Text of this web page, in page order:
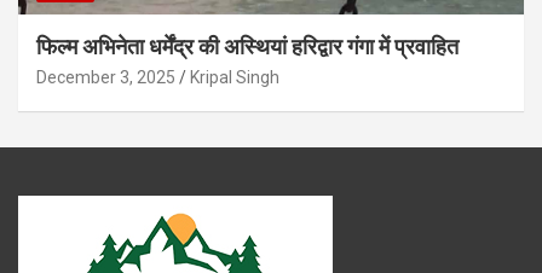
फिल्म अभिनेता धर्मेंद्र की अस्थियां हरिद्वार गंगा में प्रवाहित
December 3, 2025 Kripal Singh